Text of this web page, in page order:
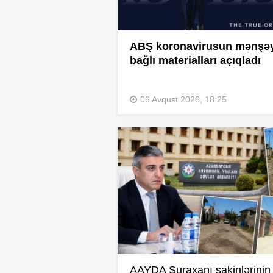
ABŞ koronavirusun
bağlı materialları açıqladı
06 Avqust 2026, 18:25
AAYDA Suraxanı sakinlərinin